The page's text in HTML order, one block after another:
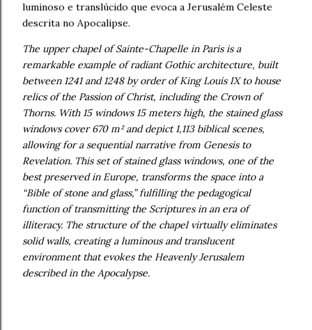
luminoso e translúcido que evoca a Jerusalém Celeste
descrita no Apocalipse.
The upper chapel of Sainte-Chapelle in Paris is a
remarkable example of radiant Gothic architecture, built
between 1241 and 1248 by order of King Louis IX to house
relics of the Passion of Christ, including the Crown of
Thorns. With 15 windows 15 meters high, the stained glass
windows cover 670 m² and depict 1,113 biblical scenes,
allowing for a sequential narrative from Genesis to
Revelation. This set of stained glass windows, one of the
best preserved in Europe, transforms the space into a
“Bible of stone and glass,” fulfilling the pedagogical
function of transmitting the Scriptures in an era of
illiteracy. The structure of the chapel virtually eliminates
solid walls, creating a luminous and translucent
environment that evokes the Heavenly Jerusalem
described in the Apocalypse.